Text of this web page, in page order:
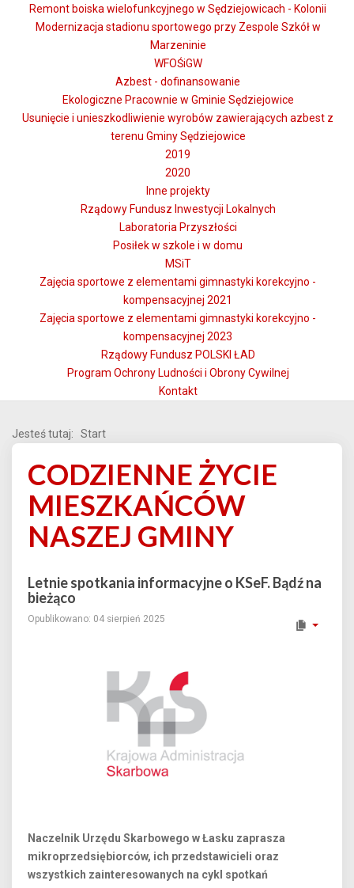
Remont boiska wielofunkcyjnego w Sędziejowicach - Kolonii
Modernizacja stadionu sportowego przy Zespole Szkół w
Marzeninie
WFOŚiGW
Azbest - dofinansowanie
Ekologiczne Pracownie w Gminie Sędziejowice
Usunięcie i unieszkodliwienie wyrobów zawierających azbest z
terenu Gminy Sędziejowice
2019
2020
Inne projekty
Rządowy Fundusz Inwestycji Lokalnych
Laboratoria Przyszłości
Posiłek w szkole i w domu
MSiT
Zajęcia sportowe z elementami gimnastyki korekcyjno -
kompensacyjnej 2021
Zajęcia sportowe z elementami gimnastyki korekcyjno -
kompensacyjnej 2023
Rządowy Fundusz POLSKI ŁAD
Program Ochrony Ludności i Obrony Cywilnej
Kontakt
Jesteś tutaj: Start
CODZIENNE ŻYCIE
MIESZKAŃCÓW
NASZEJ GMINY
Letnie spotkania informacyjne o KSeF. Bądź na
bieżąco
Opublikowano: 04 sierpień 2025
Naczelnik Urzędu Skarbowego w Łasku zaprasza
mikroprzedsiębiorców, ich przedstawicieli oraz
wszystkich zainteresowanych na cykl spotkań